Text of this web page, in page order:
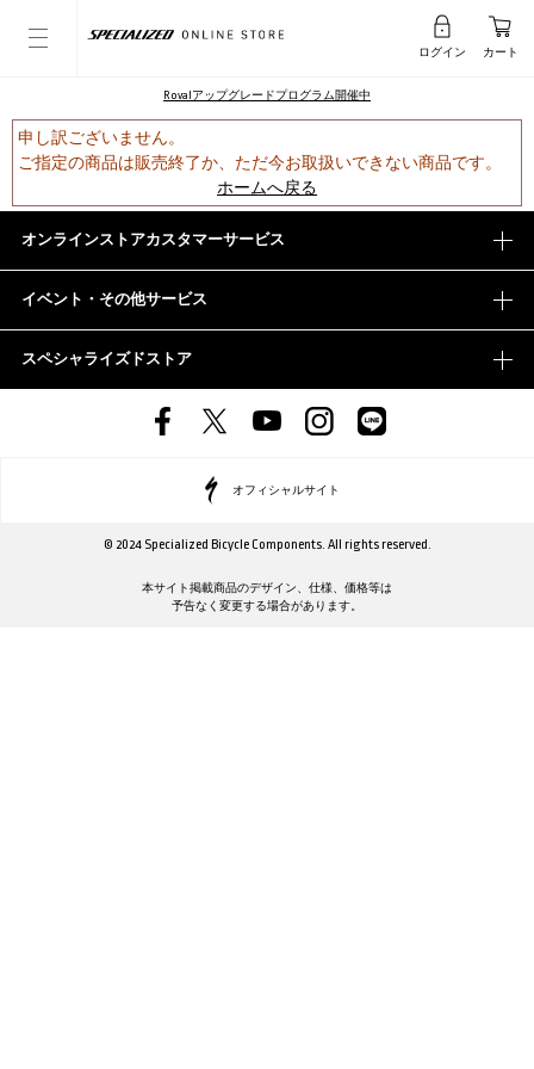
ログイン カート
Rovalアップグレードプログラム開催中
申し訳ございません。
ご指定の商品は販売終了か、ただ今お取扱いできない商品です。
ホームへ戻る
オンラインストアカスタマーサービス
イベント・その他サービス
スペシャライズドストア
オフィシャルサイト
© 2024 Specialized Bicycle Components. All rights reserved.
本サイト掲載商品のデザイン、仕様、価格等は
予告なく変更する場合があります。